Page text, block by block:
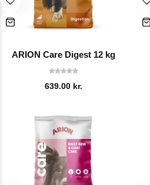
ARION Care Digest 12 kg
639.00 kr.